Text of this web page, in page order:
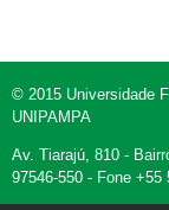
© 2015 Universidade
UNIPAMPA
Av. Tiarajú, 810 -
97546-550 - Fone +55